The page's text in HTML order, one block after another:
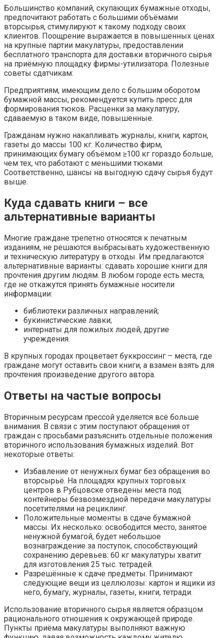
Большинство компаний, скупающих бумажные отходы,
предпочитают работать с большими объёмами
вторсырья, стимулируют к такому подходу своих
клиентов. Поощрение выражается в повышенных ценах
на крупные партии макулатуры, предоставлении
бесплатного транспорта для доставки вторичного сырья
на приёмную площадку фирмы-утилизатора. Полезные
советы сдатчикам:
Предприятиям, имеющим дело с большим оборотом
бумажной массы, рекомендуется купить пресс для
формирования тюков. Расценки за макулатуру,
сдаваемую в таком виде, повышенные.
Гражданам нужно накапливать журналы, книги, картон,
газеты до массы 100 кг. Количество фирм,
принимающих бумагу объёмом ≥100 кг гораздо больше,
чем тех, что работают с меньшими тюками.
Соответственно, шансы на выгодную сдачу сырья будут
выше.
Куда сдавать книги – все
альтернативные варианты
Многие граждане трепетно относятся к печатным
изданиям, не решаются выбрасывать художественную
и техническую литературу в отходы. Им предлагаются
альтернативные варианты: сдавать хорошие книги для
прочтения другим людям. В любом городе есть места,
где не откажутся принять бумажные носители
информации:
библиотеки различных направлений;
букинистические лавки;
интернаты для пожилых людей, другие
учреждения.
В крупных городах процветает буккроссинг – места, где
граждане могут оставить свои книги, а взамен взять для
прочтения произведение другого автора.
Ответы на частые вопросы
Вторичным ресурсам прессой уделяется всё больше
внимания. В связи с этим поступают обращения от
граждан с просьбами разъяснить отдельные положения
вторичного использования бумажных изделий. Вот
некоторые ответы:
Избавление от ненужных бумаг без обращения во
вторсырьё. На площадях крупных торговых
центров в Рубцовске отведены места под
контейнеры безвозмездной передачи макулатуры
посетителями на рециклинг.
Положительные моменты в сдаче бумажной
массы. Их несколько: освободится место, занятое
ненужной бумагой, будет небольшое
вознаграждение за поступок, способствующий
сохранению деревьев: 60 кг макулатуры хватит
для изготовления 25 тыс. тетрадей.
Разрешённые к сдаче предметы. Принимают
следующие вещи из целлюлозы: картон и ящики из
него, бумагу, журналы, газеты, книги, тетради.
Использование вторичного сырья является образцом
рационального отношения к окружающей природе.
Пункты приёма макулатуры выполняют важную